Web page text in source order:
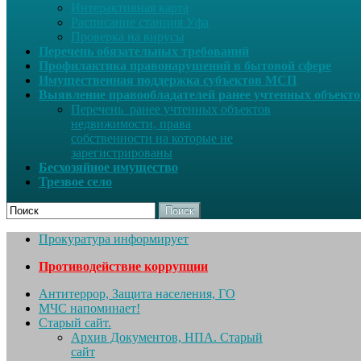
Интерактивная карта
Расписание станция Уфа
Проверка на вирусы
Перечень обязательных требований
Профилактика правонарушений в бытовой сфере
Имущественная поддержка субъектов МСП
Выявление правообладателей ранее учтенных
Перечень ранее учтенных объектов
недвижимости, права
собственности на которые не
зарегистрированы
Бесхозяйное имущество
Трезвое село
Поиск
Прокуратура информирует
Противодействие коррупции
Антитеррор, Защита населения, ГО
МЧС напоминает!
Старый сайт.
Архив Документов, НПА. Старый
сайт